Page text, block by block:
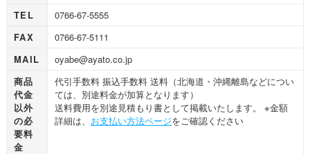
TEL
0766-67-5555
FAX
0766-67-5111
MAIL
oyabe@ayato.co.jp
商品
代金
以外
の必
要料
金
代引手数料 振込手数料 送料（北海道・沖縄離島などについ
ては、別途料金が加算となります）
送料費用を別途見積もり書として掲載いたします。 ※金額
詳細は、 お支払い方法ページをご確認ください